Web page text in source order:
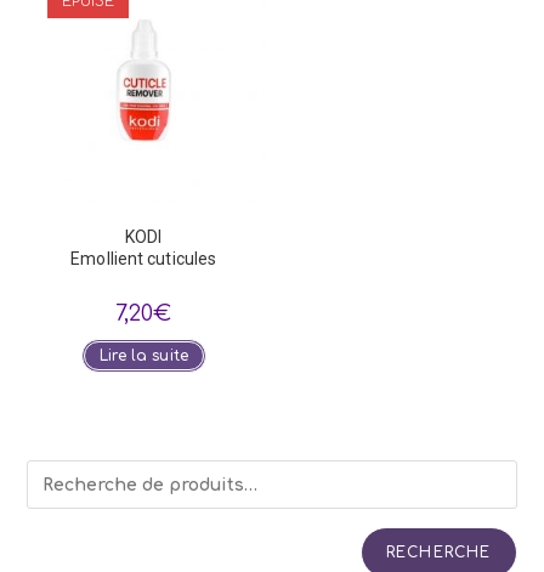
KODI
Emollient cuticules
7,20€
Lire la suite
RECHERCHE